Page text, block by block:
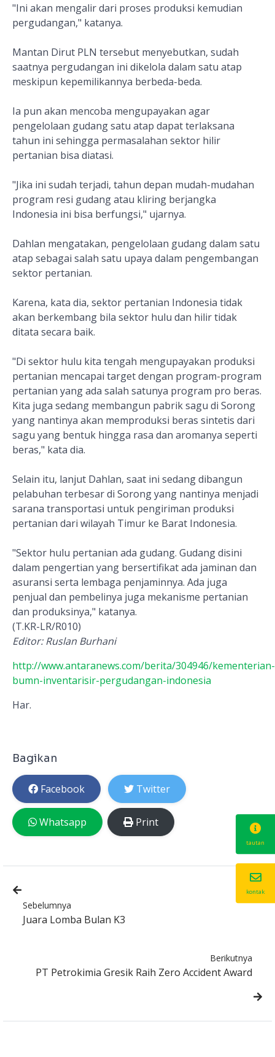
"Ini akan mengalir dari proses produksi kemudian
pergudangan," katanya.
Mantan Dirut PLN tersebut menyebutkan, sudah
saatnya pergudangan ini dikelola dalam satu atap
meskipun kepemilikannya berbeda-beda.
Ia pun akan mencoba mengupayakan agar
pengelolaan gudang satu atap dapat terlaksana
tahun ini sehingga permasalahan sektor hilir
pertanian bisa diatasi.
"Jika ini sudah terjadi, tahun depan mudah-mudahan
program resi gudang atau kliring berjangka
Indonesia ini bisa berfungsi," ujarnya.
Dahlan mengatakan, pengelolaan gudang dalam satu
atap sebagai salah satu upaya dalam pengembangan
sektor pertanian.
Karena, kata dia, sektor pertanian Indonesia tidak
akan berkembang bila sektor hulu dan hilir tidak
ditata secara baik.
"Di sektor hulu kita tengah mengupayakan produksi
pertanian mencapai target dengan program-program
pertanian yang ada salah satunya program pro beras.
Kita juga sedang membangun pabrik sagu di Sorong
yang nantinya akan memproduksi beras sintetis dari
sagu yang bentuk hingga rasa dan aromanya seperti
beras," kata dia.
Selain itu, lanjut Dahlan, saat ini sedang dibangun
pelabuhan terbesar di Sorong yang nantinya menjadi
sarana transportasi untuk pengiriman produksi
pertanian dari wilayah Timur ke Barat Indonesia.
"Sektor hulu pertanian ada gudang. Gudang disini
dalam pengertian yang bersertifikat ada jaminan dan
asuransi serta lembaga penjaminnya. Ada juga
penjual dan pembelinya juga mekanisme pertanian
dan produksinya," katanya.
(T.KR-LR/R010)
Editor: Ruslan Burhani
http://www.antaranews.com/berita/304946/kementerian-
bumn-inventarisir-pergudangan-indonesia
Har.
Bagikan
Facebook Twitter
Whatsapp Print
Sebelumnya
Juara Lomba Bulan K3
Berikutnya
PT Petrokimia Gresik Raih Zero Accident Award
tautan
kontak